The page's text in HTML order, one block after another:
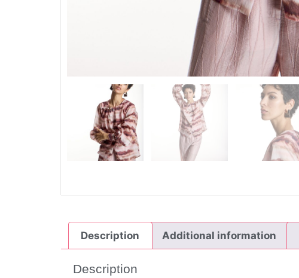
Description Additional information
Description